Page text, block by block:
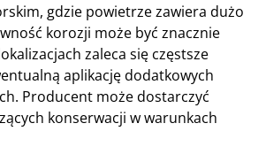
gdzie powietrze zawiera dużo
korozji może być znacznie
zaleca się częstsze
aplikację dodatkowych
Producent może dostarczyć
konserwacji w warunkach